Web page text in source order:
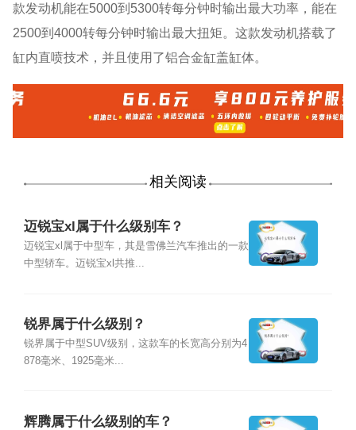
款发动机能在5000到5300转每分钟时输出最大功率，能在
2500到4000转每分钟时输出最大扭矩。这款发动机搭载了
缸内直喷技术，并且使用了铝合金缸盖缸体。
相关阅读
迈锐宝xl属于什么级别车？
迈锐宝xl属于中型车，其是雪佛兰汽车推出的一款
中型轿车。迈锐宝xl共推...
锐界属于什么级别？
锐界属于中型SUV级别，这款车的长宽高分别为4
878毫米、1925毫米...
辉腾属于什么级别的车？